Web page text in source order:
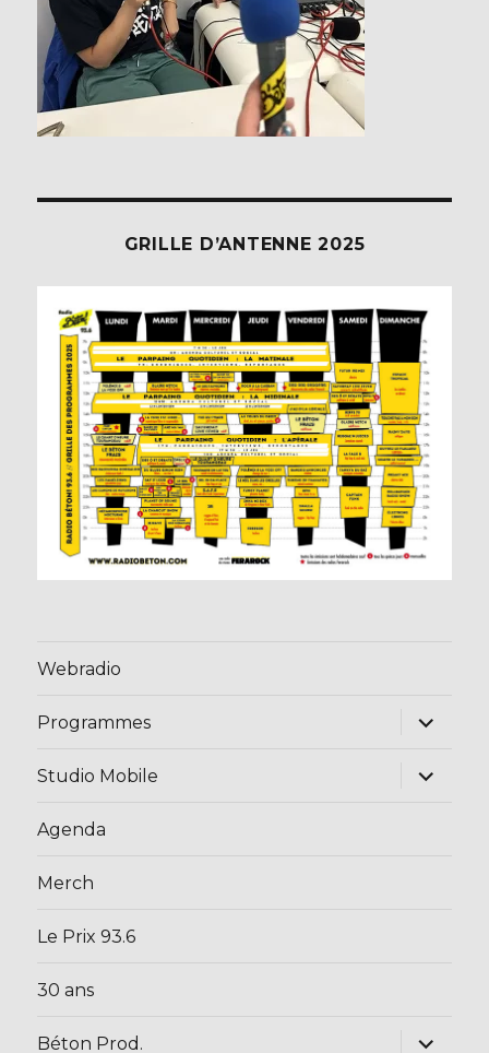
GRILLE D’ANTENNE 2025
Webradio
Programmes
ouvrir
menu
Studio Mobile
ouvrir
Agenda
Merch
Le Prix 93.6
30 ans
Béton Prod.
ouvrir